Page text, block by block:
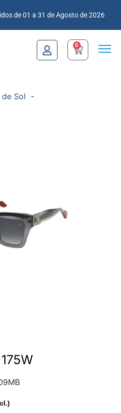
de 01 a 31 de Agosto de 2026
0
Sol -